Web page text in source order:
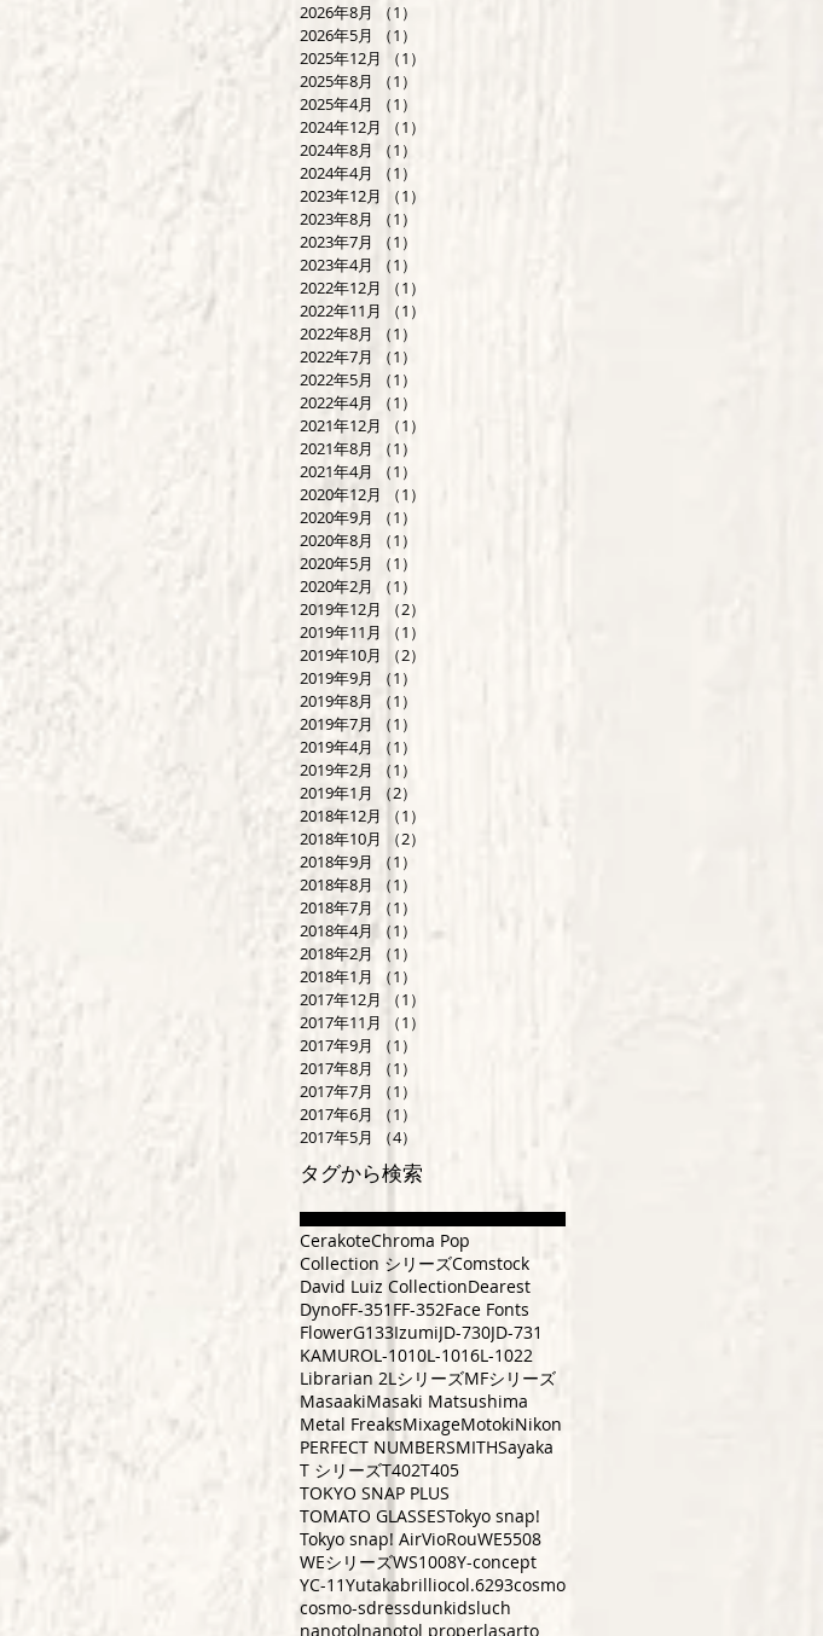
2026年8月 （1）
2026年5月
（1）
2025年12月
（1）
2025年8月
（1）
2025年4月
（1）
2024年12月
（1）
2024年8月
（1）
2024年4月
（1）
2023年12月
（1）
2023年8月
（1）
2023年7月
（1）
2023年4月
（1）
2022年12月
（1）
2022年11月
（1）
2022年8月
（1）
2022年7月
（1）
2022年5月
（1）
2022年4月
（1）
2021年12月
（1）
2021年8月
（1）
2021年4月
（1）
2020年12月
（1）
2020年9月
（1）
2020年8月
（1）
2020年5月
（1）
2020年2月
（1）
2019年12月
（2）
2019年11月
（1）
2019年10月
（2）
2019年9月
（1）
2019年8月
（1）
2019年7月
（1）
2019年4月
（1）
2019年2月
（1）
2019年1月
（2）
2018年12月
（1）
2018年10月
（2）
2018年9月
（1）
2018年8月
（1）
2018年7月
（1）
2018年4月
（1）
1件の記事
2018年2月
（1）
2018年1月
（1）
2017年12月
（1）
2017年11月
（1）
2017年9月
（1）
2017年8月
（1）
2017年7月
（1）
2017年6月
（1）
2017年5月
（4）
タグから検索
CerakoteChroma Pop
Collection シリーズComstock
David Luiz CollectionDearest
DynoFF-351 FF-352Face Fonts
FlowerG133IzumiJD-730JD-731
KAMUROL-1010L-1016L-1022
Librarian 2LシリーズMFシリーズ
MasaakiMasaki Matsushima
Metal FreaksMixageMotokiNikon
PERFECT NUMBERSMITHSayaka
T シリーズT402T405
TOKYO SNAP PLUS
TOMATO GLASSESTokyo snap!
Tokyo snap! AirVioRouWE5508
WEシリーズWS1008Y-concept
YC-11Yutakabrilliocol.6293cosmo
cosmo-sdressdunkidsluch
nanotolnanotol properlasarto